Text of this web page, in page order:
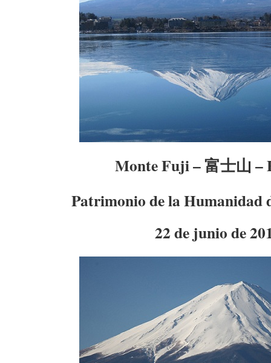
Monte Fuji – 富士山 –
Patrimonio de la Humanidad
22 de junio de